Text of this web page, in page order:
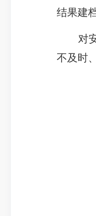
结果建
对
不及时